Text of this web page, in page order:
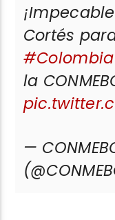
Cortés
#Colombia
la
—